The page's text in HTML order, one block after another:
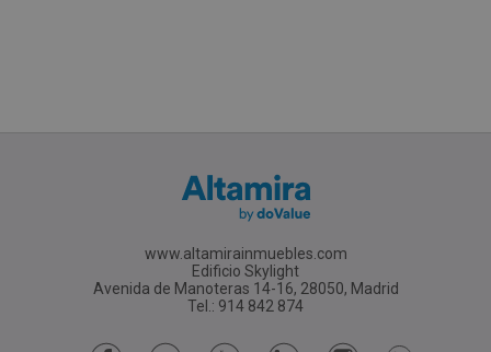
www.altamirainmuebles.com
Edificio Skylight
Avenida de Manoteras 14-16, 28050, Madrid
Tel.: 914 842 874